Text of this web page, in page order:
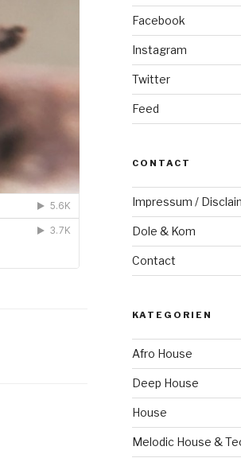
Facebook
Instagram
Twitter
Feed
CONTACT
Impressum /
Dole & Kom
Contact
KATEGORIEN
Afro House
Deep House
House
Melodic House &